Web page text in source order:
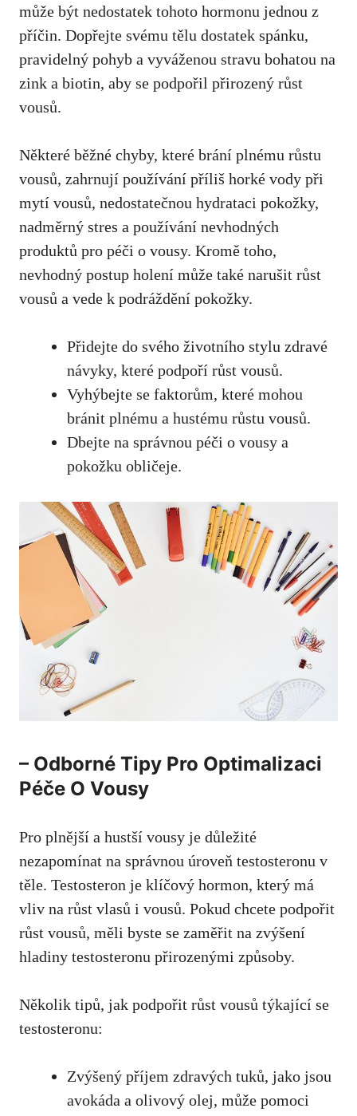
může být nedostatek tohoto hormonu jednou z
příčin.‌ Dopřejte svému tělu dostatek ​spánku,
pravidelný pohyb a vyváženou stravu bohatou na
zink‌ a biotin, aby se podpořil‌ přirozený růst
vousů.
Některé běžné chyby, které⁤ brání plnému růstu
vousů, zahrnují ⁤používání příliš ​horké vody při
mytí vousů, nedostatečnou ⁢hydrataci pokožky,
nadměrný stres a používání nevhodných
produktů pro‌ péči ‍o‍ vousy. Kromě toho,
nevhodný postup holení může také narušit růst
vousů a⁣ vede k podráždění pokožky.
Přidejte do svého životního stylu zdravé
návyky, které podpoří růst vousů.
Vyhýbejte se faktorům, které mohou
bránit plnému a hustému růstu vousů.
Dbejte na správnou péči ‍o vousy a
pokožku obličeje.
– Odborné Tipy Pro Optimalizaci
Péče O Vousy
Pro plnější a hustší ⁤vousy je důležité
nezapomínat na správnou úroveň‌ testosteronu​ v
těle. Testosteron je klíčový hormon,​ který má
vliv na růst ⁣vlasů i ⁣vousů. Pokud chcete‍ podpořit‍
růst vousů, měli byste se zaměřit na zvýšení
hladiny ⁣testosteronu přirozenými způsoby.
Několik tipů, jak podpořit růst vousů týkající se
testosteronu:
Zvýšený příjem zdravých tuků, jako‌ jsou
avokáda a olivový olej, ⁣může pomoci